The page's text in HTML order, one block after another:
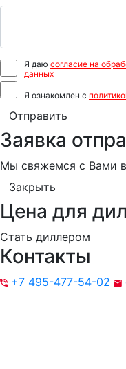
Я даю согласие на
данных
Я ознакомлен с
Отправить
Заявка
Мы свяжемся с Вами
Закрыть
Цена для
Стать диллером
Контакты
+7 495-477-54-02